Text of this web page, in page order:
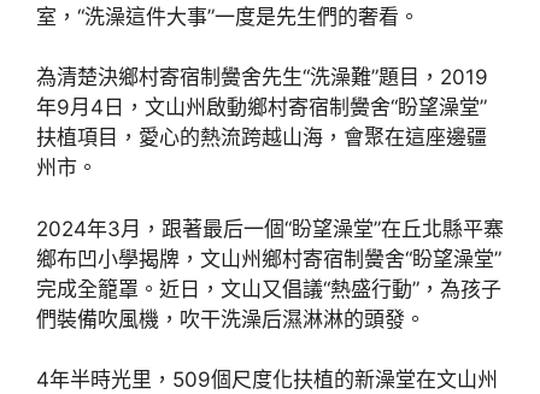
室，“洗澡這件大事”一度是先生們的奢看。
為清楚決鄉村寄宿制黌舍先生“洗澡難”題目，2019
年9月4日，文山州啟動鄉村寄宿制黌舍“盼望澡堂”
扶植項目，愛心的熱流跨越山海，會聚在這座邊疆
州市。
2024年3月，跟著最后一個“盼望澡堂”在丘北縣平寨
鄉布凹小學揭牌，文山州鄉村寄宿制黌舍“盼望澡堂”
完成全籠罩。近日，文山又倡議“熱盛行動”，為孩子
們裝備吹風機，吹干洗澡后濕淋淋的頭發。
4年半時光里，509個尺度化扶植的新澡堂在文山州